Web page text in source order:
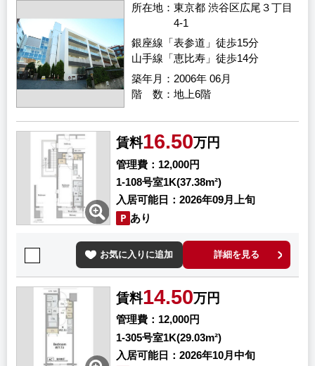
所在地
東京都 渋谷区広尾３丁目
4-1
築年月 2006年 06月
銀座線「表参道」徒歩15分
山手線「恵比寿」徒歩14分
階 数 地上6階
賃料16.50万円
管理費
12,000円
1-108号室1K(37.38m²)
入居可能日
2026年09月上旬
あり
お気に入りに追加 詳細を見る
賃料14.50万円
管理費
12,000円
1-305号室1K(29.03m²)
入居可能日
2026年10月中旬